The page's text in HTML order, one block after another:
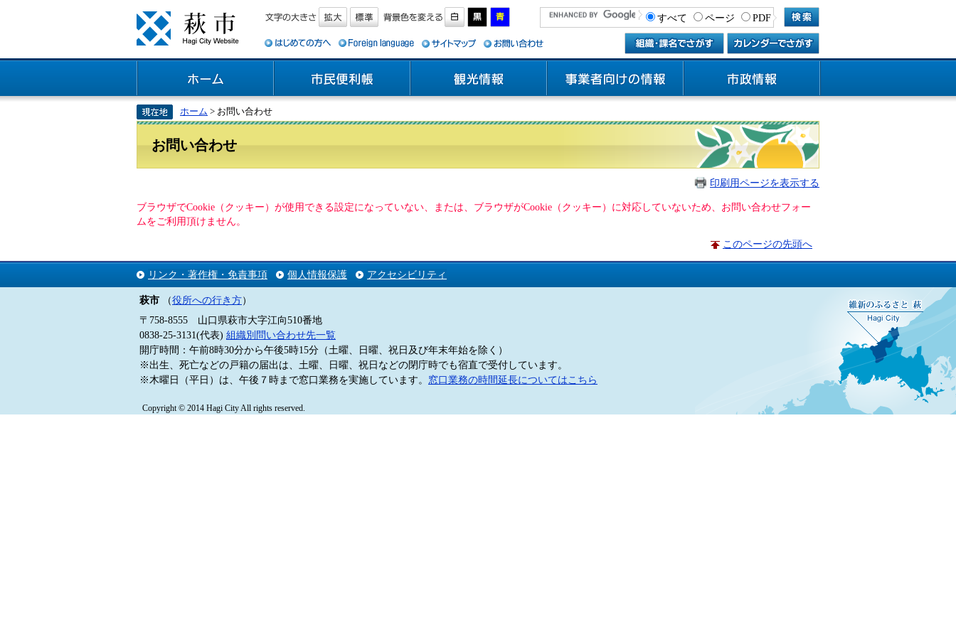
すべて ページ PDF
ホーム > お問い合わせ
お問い合わせ
印刷用ページを表示する
ブラウザでCookie（クッキー）が使用できる設定になっていない、または、ブラウザがCookie（クッキー）に対応していないため、お問い合わせフォー
ムをご利用頂けません。
このページの先頭へ
リンク・著作権・免責事項 個人情報保護 アクセシビリティ
萩市 （役所への行き方）
〒758-8555 山口県萩市大字江向510番地
0838-25-3131(代表) 組織別問い合わせ先一覧
開庁時間：午前8時30分から午後5時15分（土曜、日曜、祝日及び年末年始を除く）
※出生、死亡などの戸籍の届出は、土曜、日曜、祝日などの閉庁時でも宿直で受付しています。
※木曜日（平日）は、午後７時まで窓口業務を実施しています。 窓口業務の時間延長についてはこちら
Copyright © 2014 Hagi City All rights reserved.